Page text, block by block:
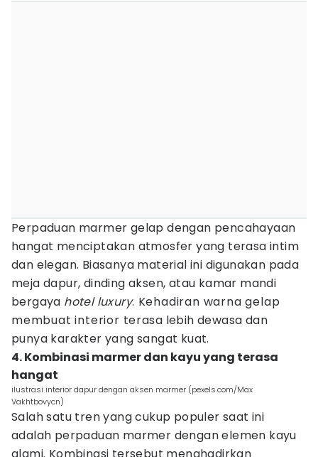
Perpaduan marmer gelap dengan pencahayaan
hangat menciptakan atmosfer yang terasa intim
dan elegan. Biasanya material ini digunakan pada
meja dapur, dinding aksen, atau kamar mandi
bergaya hotel luxury. Kehadiran warna gelap
membuat interior terasa lebih dewasa dan
punya karakter yang sangat kuat.
4. Kombinasi marmer dan kayu yang terasa
hangat
ilustrasi interior dapur dengan aksen marmer (pexels.com/Max
Vakhtbovycn)
Salah satu tren yang cukup populer saat ini
adalah perpaduan marmer dengan elemen kayu